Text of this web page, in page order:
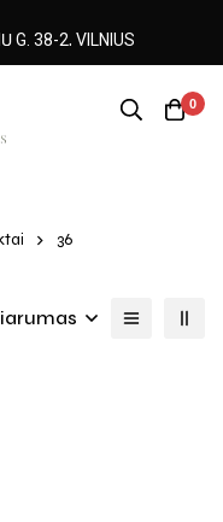
0
36
G. 38-2, VILNIUS